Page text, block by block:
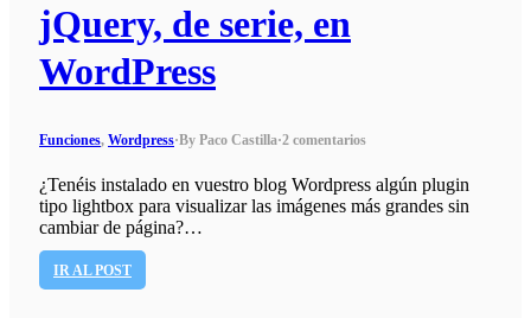
jQuery, de serie, en
WordPress
Funciones, Wordpress·By Paco Castilla·2 comentarios
¿Tenéis instalado en vuestro blog Wordpress algún plugin
tipo lightbox para visualizar las imágenes más grandes sin
cambiar de página?…
IR AL POST